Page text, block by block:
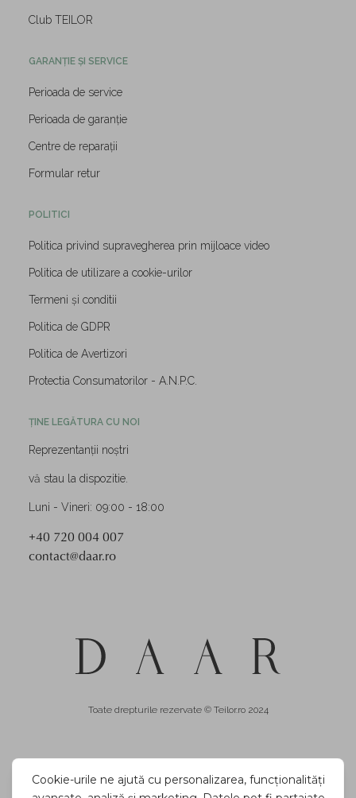
Club TEILOR
GARANȚIE ȘI SERVICE
Perioada de service
Perioada de garanție
Centre de reparații
Formular retur
POLITICI
Politica privind supravegherea prin mijloace video
Politica de utilizare a cookie-urilor
Termeni și conditii
Politica de GDPR
Politica de Avertizori
Protectia Consumatorilor - A.N.P.C.
ȚINE LEGĂTURA CU NOI
Reprezentanții noștri
vă stau la dispozitie.
Luni - Vineri: 09:00 - 18:00
+40 720 004 007
contact@daar.ro
Toate drepturile rezervate © Teilor.ro 2024